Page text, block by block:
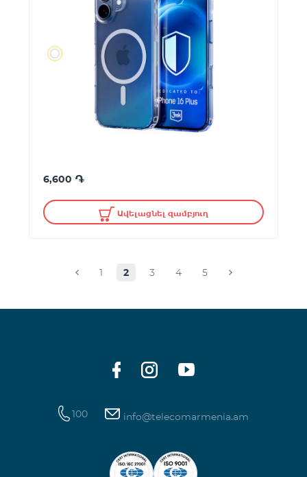
6,600 ֏
Ավելացնել զամբյուղ
1 2 3 4 5
100 info@telecomarmenia.am